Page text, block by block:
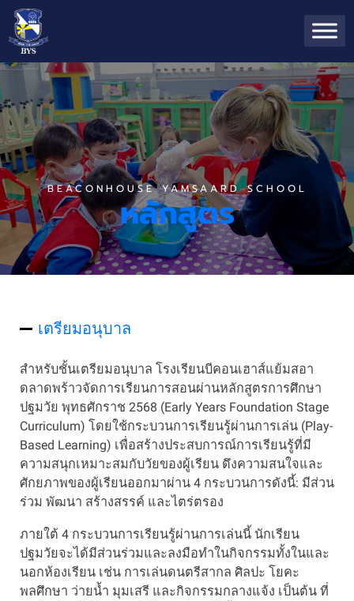
BEACONHOUSE YAMSAARD SCHOOL
หลักสูตร
เตรียมอนุบาล
สำหรับชั้นเตรียมอนุบาล โรงเรียนบีคอนเฮาส์แย้มสอา
ดลาดพร้าวจัดการเรียนการสอนผ่านหลักสูตรการศึกษา
ปฐมวัย พุทธศักราช 2568 (Early Years Foundation Stage
Curriculum) โดยใช้กระบวนการเรียนรู้ผ่านการเล่น (Play-
Based Learning) เพื่อสร้างประสบการณ์การเรียนรู้ที่มี
ความสนุกเหมาะสมกับวัยของผู้เรียน ดึงความสนใจและ
ศักยภาพของผู้เรียนออกมาผ่าน 4 กระบวนการดังนี้: มีส่วน
ร่วม พัฒนา สร้างสรรค์ และไตร่ตรอง
ภายใต้ 4 กระบวนการเรียนรู้ผ่านการเล่นนี้ นักเรียน
ปฐมวัยจะได้มีส่วนร่วมและลงมือทำในกิจกรรมทั้งในและ
นอกห้องเรียน เช่น การเล่นดนตรีสากล ศิลปะ โยคะ
พลศึกษา ว่ายน้ำ มุมเสรี และกิจกรรมกลางแจ้ง เป็นต้น ที่